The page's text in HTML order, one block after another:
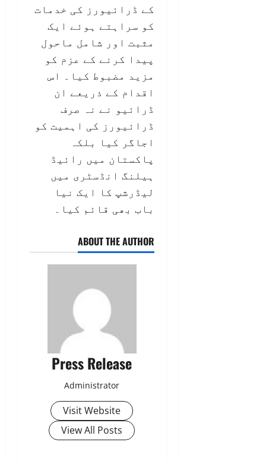
کے ڈرائیورز کی خدمات
کو سراہتے ہوئے ایک
مثبت اور شامل ماحول
پیدا کرنے کے عزم کو
مزید مضبوط کیا۔ اس
اقدام کے ذریعے ان
ڈرائیو نے نہ صرف
ڈرائیورز کی اہمیت کو
اجاگر کیا بلکہ
پاکستان میں رائیڈ
ہیلنگ انڈسٹری میں
لیڈرشپ کا ایک نیا
باب بھی قائم کیا۔
ABOUT THE AUTHOR
Press Release
Administrator
Visit Website
View All Posts